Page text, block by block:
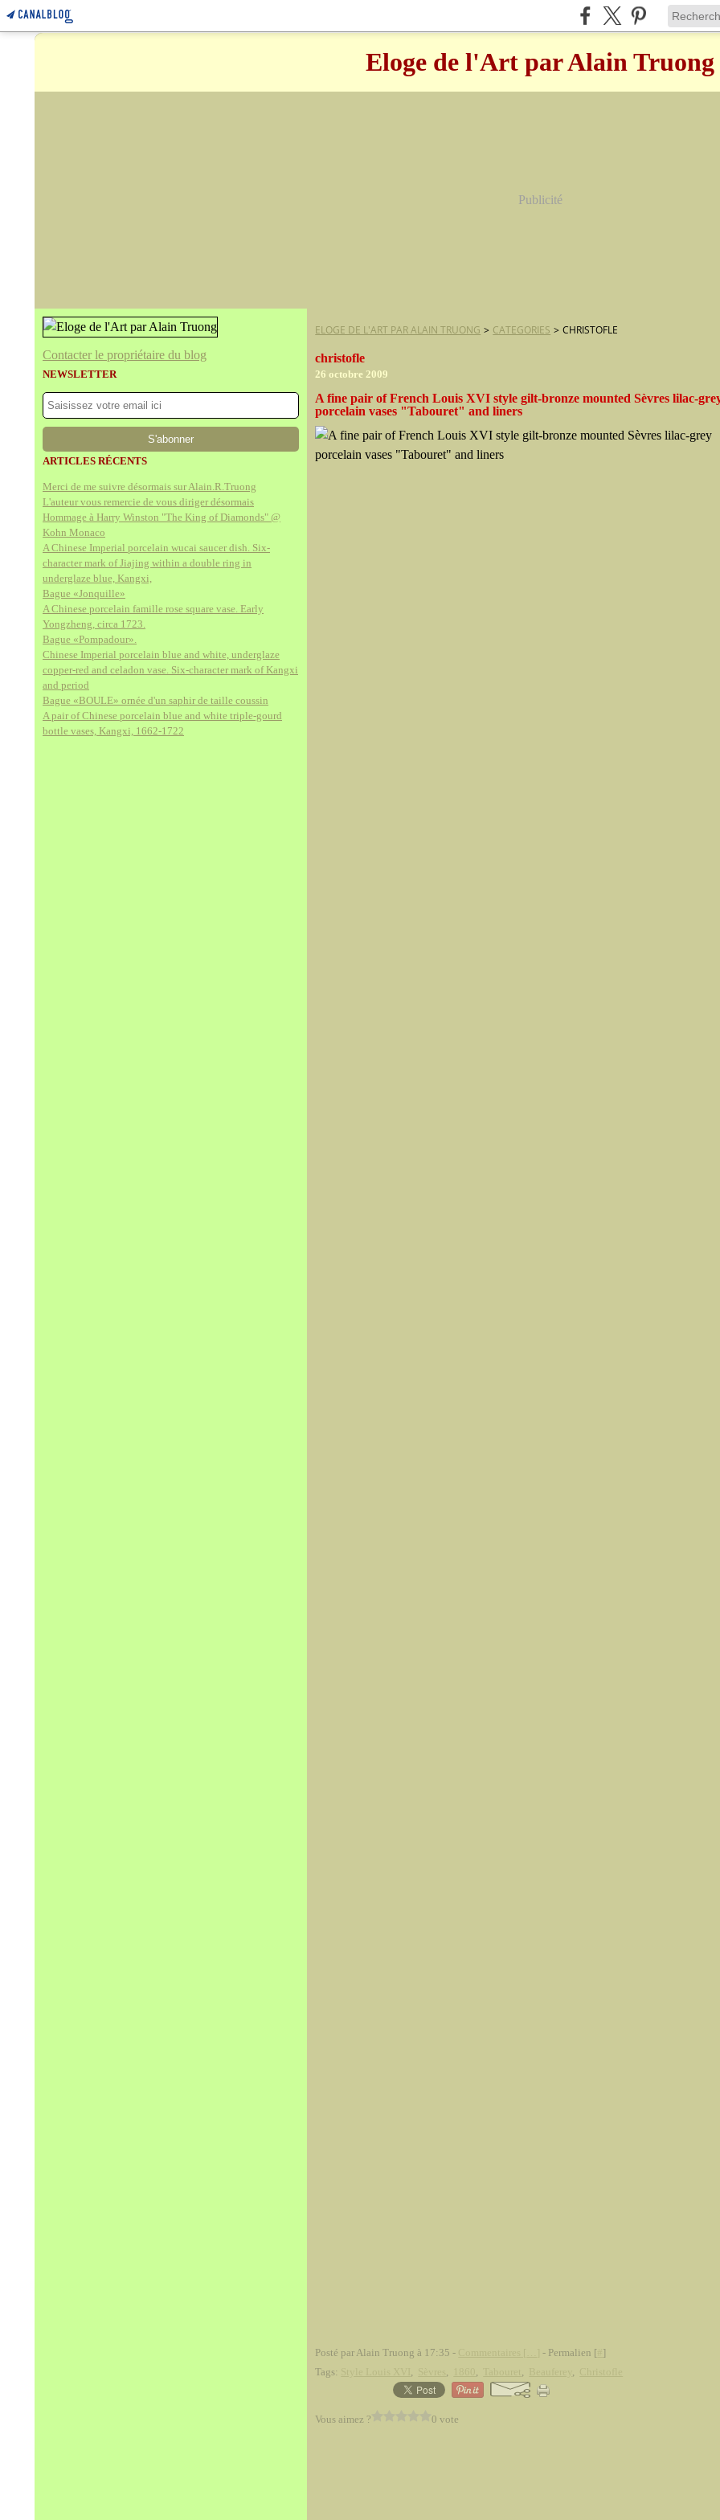
Eloge de l'Art par Alain Truong
Publicité
Contacter le propriétaire du blog
NEWSLETTER
ARTICLES RÉCENTS
Merci de me suivre désormais sur Alain.R.Truong
L'auteur vous remercie de vous diriger désormais
Hommage à Harry Winston "The King of Diamonds" @
Kohn Monaco
A Chinese Imperial porcelain wucai saucer dish. Six-
character mark of Jiajing within a double ring in
underglaze blue, Kangxi,
Bague «Jonquille»
A Chinese porcelain famille rose square vase. Early
Yongzheng, circa 1723.
Bague «Pompadour».
Chinese Imperial porcelain blue and white, underglaze
copper-red and celadon vase. Six-character mark of Kangxi
and period
Bague «BOULE» ornée d'un saphir de taille coussin
A pair of Chinese porcelain blue and white triple-gourd
bottle vases, Kangxi, 1662-1722
ELOGE DE L'ART PAR ALAIN TRUONG > CATEGORIES > CHRISTOFLE
christofle
26 octobre 2009
A fine pair of French Louis XVI style gilt-bronze mounted Sèvres lilac-
porcelain vases "Tabouret" and liners
Posté par Alain Truong à 17:35 - - Permalien [ ]
Tags:
, , , , ,
Vous aimez ? 0 vote